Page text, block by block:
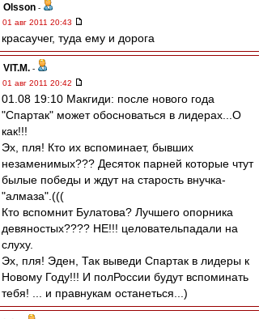
Olsson -
01 авг 2011 20:43
красаучег, туда ему и дорога
VIT.M. -
01 авг 2011 20:42
01.08 19:10 Макгиди: после нового года
"Спартак" может обосноваться в лидерах...О
как!!!
Эх, пля! Кто их вспоминает, бывших
незаменимых??? Десяток парней которые чтут
былые победы и ждут на старость внучка-
"алмаза".(((
Кто вспомнит Булатова? Лучшего опорника
девяностых???? НЕ!!! целовательпадали на
слуху.
Эх, пля! Эден, Так выведи Спартак в лидеры к
Новому Году!!! И полРоссии будут вспоминать
тебя! ... и правнукам останеться...)